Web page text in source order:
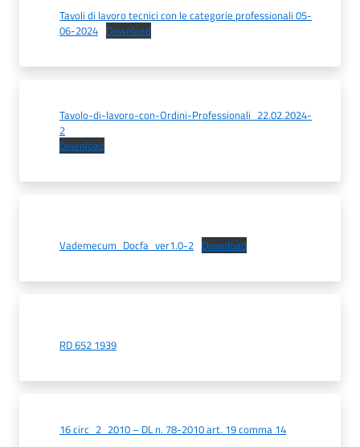
Tavoli di lavoro tecnici con le categorie professionali 05-
06-2024 Download
Tavolo-di-lavoro-con-Ordini-Professionali_22.02.2024-
2
Download
Vademecum_Docfa_ver1.0-2 Download
RD 652 1939
16 circ_2_2010 – DL n. 78-2010 art. 19 comma 14